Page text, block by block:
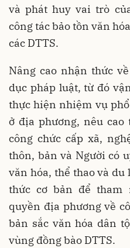
và phát huy vai trò
công tác bảo tồn văn
các DTTS.
Nâng cao nhận thức
dục pháp luật, từ đó
thực hiện nhiệm vụ
ở địa phương, nêu cao
công chức cấp xã,
thôn, bản và Người có
văn hóa, thể thao và
thức cơ bản để tham
quyền địa phương về
bản sắc văn hóa dân
vùng đồng bào DTTS.